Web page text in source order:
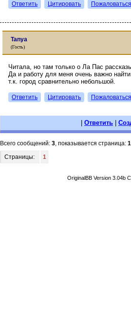
Ответить Цитировать Пожаловаться
Tanya
(Гость)
Читала, но там только о Ла Пас
Да и работу для меня очень важно
т.к. город сравнительно небольшой.
Ответить Цитировать Пожаловаться
| Ответить |
Всего сообщений: 3 , показывается страница: 1
Страницы:
1
OriginalBB Version 3.04b